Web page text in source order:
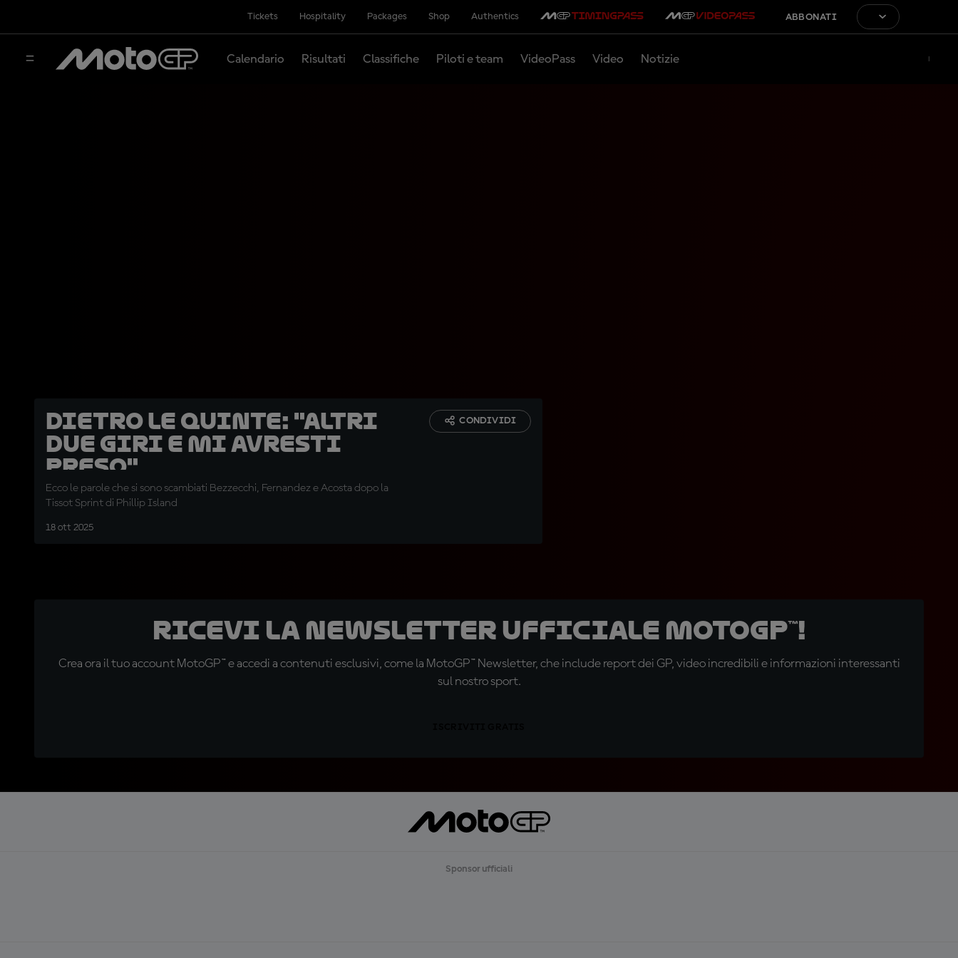
Tickets Hospitality Packages Shop Authentics ABBONATI
Calendario Risultati Classifiche Piloti e team VideoPass Video Notizie
DIETRO LE QUINTE: "Altri
due giri e mi avresti
preso"
Ecco le parole che si sono scambiati Bezzecchi, Fernandez e Acosta dopo la
Tissot Sprint di Phillip Island
18 ott 2025
CONDIVIDI
Ricevi la newsletter ufficiale MotoGP™!
Crea ora il tuo account MotoGP™ e accedi a contenuti esclusivi, come la MotoGP™ Newsletter, che include report dei GP, video incredibili e informazioni interessanti
sul nostro sport.
Sponsor ufficiali